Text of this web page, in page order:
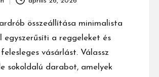
összeállítása minimalista
egyszerűsíti a reggeleket és
vásárlást. Válassz
sokoldalú darabot, amelyek